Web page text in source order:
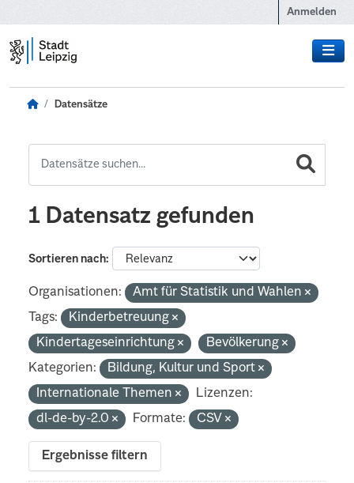
Anmelden
Datensätze
1 Datensatz gefunden
Sortieren nach
Organisationen:
Amt für Statistik und Wahlen
Tags:
Kinderbetreuung
Kindertageseinrichtung
Bevölkerung
Kategorien:
Bildung, Kultur und Sport
Internationale Themen
Lizenzen:
dl-de-by-2.0
Formate: CSV
Ergebnisse filtern